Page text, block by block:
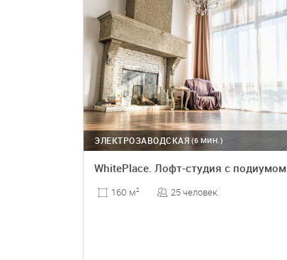
(6 МИН.)
ЭЛЕКТРОЗАВОДСКАЯ
WhitePlace. Лофт-студия с подиумом
160 м2 25 человек